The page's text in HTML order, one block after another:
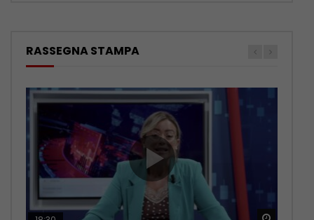
RASSEGNA STAMPA